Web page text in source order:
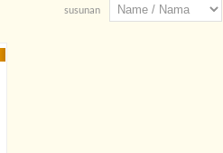
susunan